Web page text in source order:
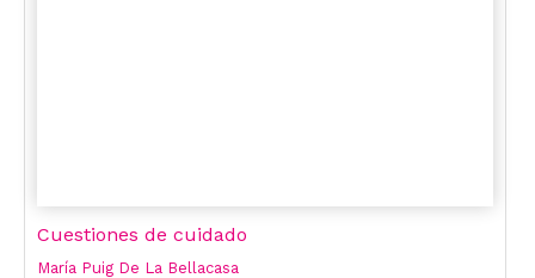
Cuestiones de cuidado
María Puig De La Bellacasa